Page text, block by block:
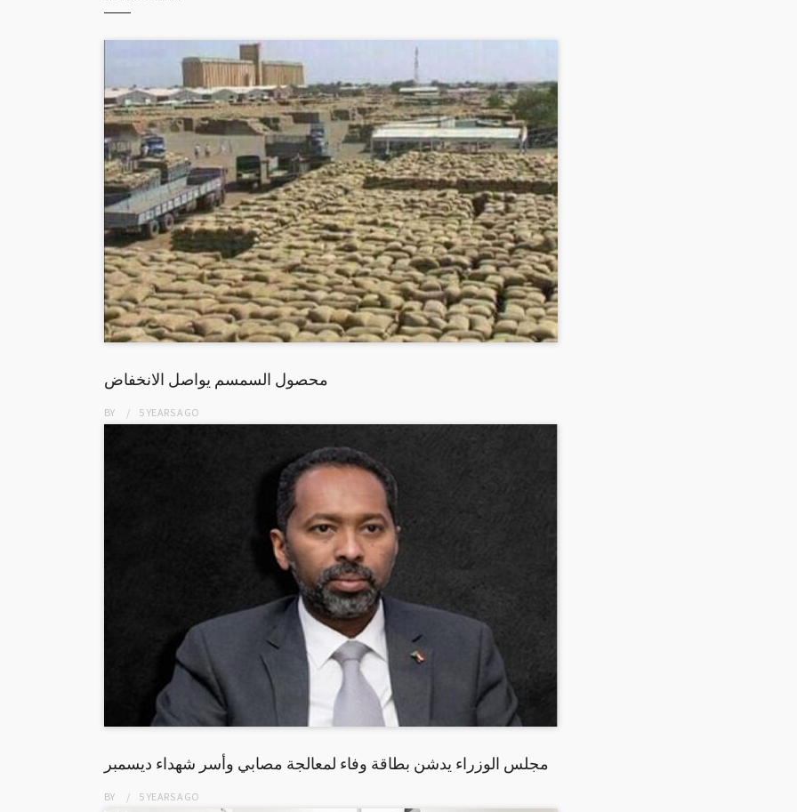
محصول السمسم يواصل الانخفاض
BY 5 YEARSAGO
مجلس الوزراء يدشن بطاقة وفاء لمعالجة مصابي وأسر شهداء ديسمبر
BY 5 YEARSAGO